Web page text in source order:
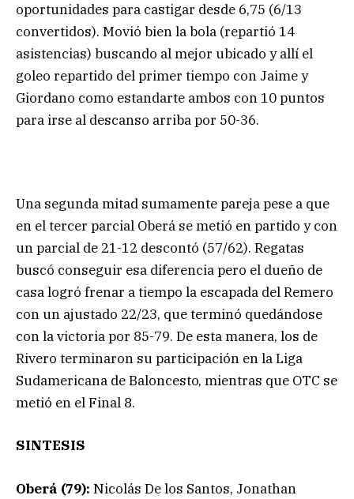
oportunidades para castigar desde 6,75 (6/13
convertidos). Movió bien la bola (repartió 14
asistencias) buscando al mejor ubicado y allí el
goleo repartido del primer tiempo con Jaime y
Giordano como estandarte ambos con 10 puntos
para irse al descanso arriba por 50-36.
Una segunda mitad sumamente pareja pese a que
en el tercer parcial Oberá se metió en partido y con
un parcial de 21-12 descontó (57/62). Regatas
buscó conseguir esa diferencia pero el dueño de
casa logró frenar a tiempo la escapada del Remero
con un ajustado 22/23, que terminó quedándose
con la victoria por 85-79. De esta manera, los de
Rivero terminaron su participación en la Liga
Sudamericana de Baloncesto, mientras que OTC se
metió en el Final 8.
SINTESIS
Oberá (79): Nicolás De los Santos, Jonathan